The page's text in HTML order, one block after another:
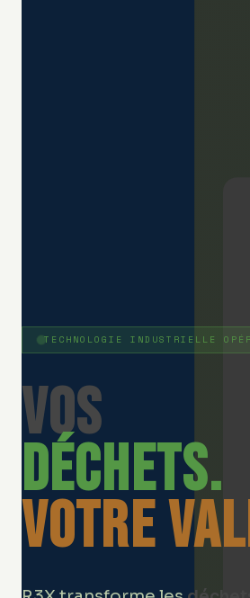
TECHNOLOGIE INDUSTRIELLE
Vos
déchets.
Votre